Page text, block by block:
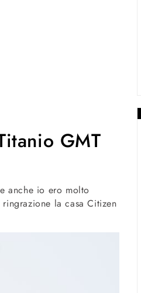
GMT
anche io ero molto
la casa Citizen